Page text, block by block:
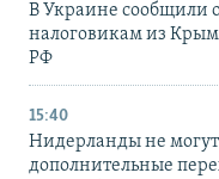
В Украине сообщили
налоговикам из
РФ
15:40
Нидерланды не
дополнительные